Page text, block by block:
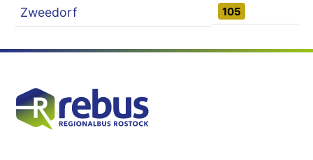
Zweedorf 105